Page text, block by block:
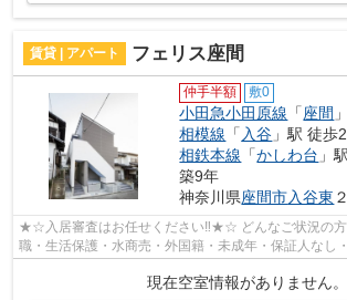
賃貸 | アパート フェリス座間
仲手半額 敷0
小田急小田原線 「座間
相模線 「 入谷 」駅 徒歩
相鉄本線 「かしわ台 」
築9年
神奈川県座間市入谷東
★☆入居審査はお任せください‼★☆ どんなご状況の方
職・生活保護・水商売・外国籍・未成年・保証人なし
現在空室情報がありません。